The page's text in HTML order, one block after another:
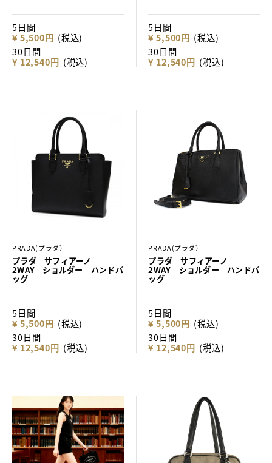
5日間
¥ 5,500円 (税込)
30日間
¥ 12,540円 (税込)
5日間
¥ 5,500円 (税込)
30日間
¥ 12,540円 (税込)
PRADA(プラダ）
プラダ サフィアーノ
2WAY ショルダー ハンドバ
ッグ
5日間
¥ 5,500円 (税込)
30日間
¥ 12,540円 (税込)
PRADA(プラダ）
プラダ サフィアーノ
2WAY ショルダー ハンドバ
ッグ
5日間
¥ 5,500円 (税込)
30日間
¥ 12,540円 (税込)